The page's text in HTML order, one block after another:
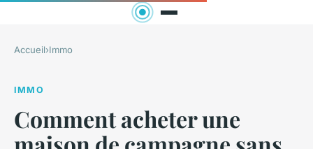
Accueil›Immo
IMMO
Comment acheter une